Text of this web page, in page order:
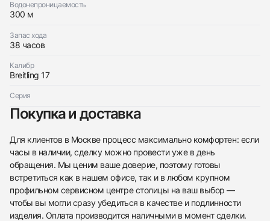
Водонепроницаемость
300 м
Запас хода
38 часов
Калибр
Breitling 17
Серия
Покупка и доставка
Для клиентов в Москве процесс максимально комфортен: если
часы в наличии, сделку можно провести уже в день
обращения. Мы ценим ваше доверие, поэтому готовы
встретиться как в нашем офисе, так и в любом крупном
профильном сервисном центре столицы на ваш выбор —
чтобы вы могли сразу убедиться в качестве и подлинности
изделия. Оплата производится наличными в момент сделки.